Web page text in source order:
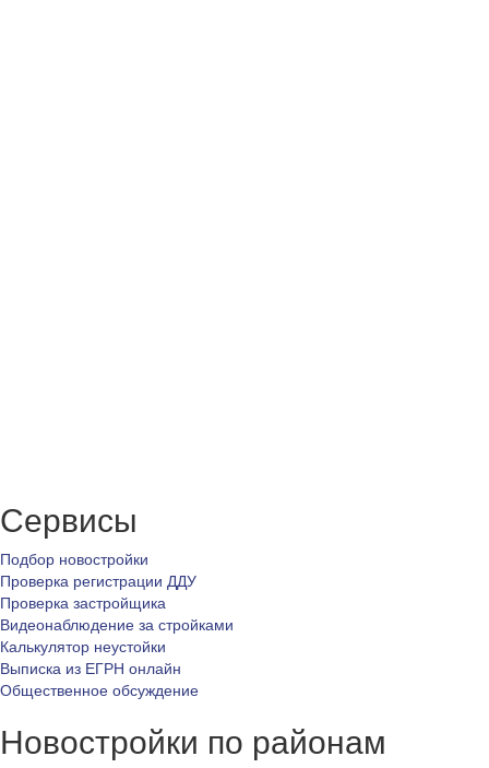
Сервисы
Подбор новостройки
Проверка регистрации ДДУ
Проверка застройщика
Видеонаблюдение за стройками
Калькулятор неустойки
Выписка из ЕГРН онлайн
Общественное обсуждение
Новостройки по районам